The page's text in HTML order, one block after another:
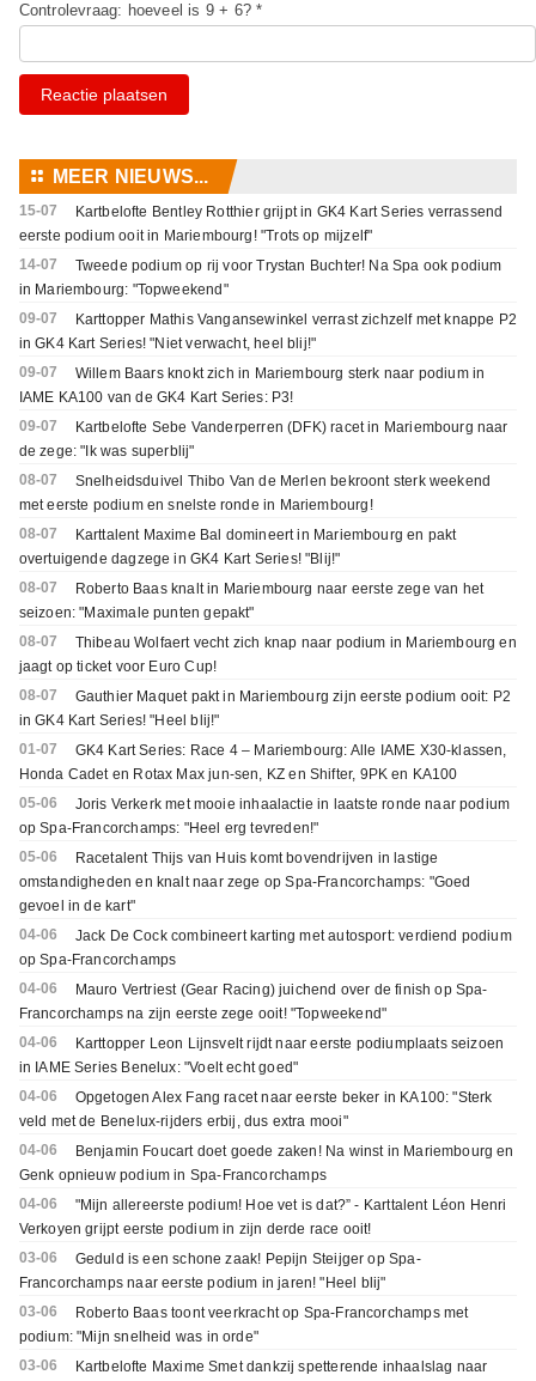
Controlevraag: hoeveel is 9 + 6? *
Reactie plaatsen
⚏ MEER NIEUWS...
15-07
Kartbelofte Bentley Rotthier grijpt in GK4 Kart Series verrassend
eerste podium ooit in Mariembourg! "Trots op mijzelf"
14-07
Tweede podium op rij voor Trystan Buchter! Na Spa ook podium
in Mariembourg: "Topweekend"
09-07
Karttopper Mathis Vangansewinkel verrast zichzelf met knappe P2
in GK4 Kart Series! "Niet verwacht, heel blij!"
09-07
Willem Baars knokt zich in Mariembourg sterk naar podium in
IAME KA100 van de GK4 Kart Series: P3!
09-07
Kartbelofte Sebe Vanderperren (DFK) racet in Mariembourg naar
de zege: "Ik was superblij"
08-07
Snelheidsduivel Thibo Van de Merlen bekroont sterk weekend
met eerste podium en snelste ronde in Mariembourg!
08-07
Karttalent Maxime Bal domineert in Mariembourg en pakt
overtuigende dagzege in GK4 Kart Series! "Blij!"
08-07
Roberto Baas knalt in Mariembourg naar eerste zege van het
seizoen: "Maximale punten gepakt"
08-07
Thibeau Wolfaert vecht zich knap naar podium in Mariembourg en
jaagt op ticket voor Euro Cup!
08-07
Gauthier Maquet pakt in Mariembourg zijn eerste podium ooit: P2
in GK4 Kart Series! "Heel blij!"
01-07
GK4 Kart Series: Race 4 – Mariembourg: Alle IAME X30-klassen,
Honda Cadet en Rotax Max jun-sen, KZ en Shifter, 9PK en KA100
05-06
Joris Verkerk met mooie inhaalactie in laatste ronde naar podium
op Spa-Francorchamps: "Heel erg tevreden!"
05-06
Racetalent Thijs van Huis komt bovendrijven in lastige
omstandigheden en knalt naar zege op Spa-Francorchamps: "Goed
gevoel in de kart"
04-06
Jack De Cock combineert karting met autosport: verdiend podium
op Spa-Francorchamps
04-06
Mauro Vertriest (Gear Racing) juichend over de finish op Spa-
Francorchamps na zijn eerste zege ooit! "Topweekend"
04-06
Karttopper Leon Lijnsvelt rijdt naar eerste podiumplaats seizoen
in IAME Series Benelux: "Voelt echt goed"
04-06
Opgetogen Alex Fang racet naar eerste beker in KA100: "Sterk
veld met de Benelux-rijders erbij, dus extra mooi"
04-06
Benjamin Foucart doet goede zaken! Na winst in Mariembourg en
Genk opnieuw podium in Spa-Francorchamps
04-06
"Mijn allereerste podium! Hoe vet is dat?” - Karttalent Léon Henri
Verkoyen grijpt eerste podium in zijn derde race ooit!
03-06
Geduld is een schone zaak! Pepijn Steijger op Spa-
Francorchamps naar eerste podium in jaren! "Heel blij"
03-06
Roberto Baas toont veerkracht op Spa-Francorchamps met
podium: "Mijn snelheid was in orde"
03-06
Kartbelofte Maxime Smet dankzij spetterende inhaalslag naar